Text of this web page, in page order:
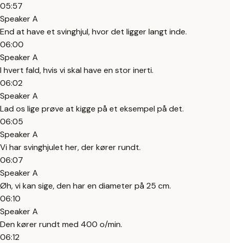
05:57
Speaker A
End at have et svinghjul, hvor det ligger langt inde.
06:00
Speaker A
I hvert fald, hvis vi skal have en stor inerti.
06:02
Speaker A
Lad os lige prøve at kigge på et eksempel på det.
06:05
Speaker A
Vi har svinghjulet her, der kører rundt.
06:07
Speaker A
Øh, vi kan sige, den har en diameter på 25 cm.
06:10
Speaker A
Den kører rundt med 400 o/min.
06:12